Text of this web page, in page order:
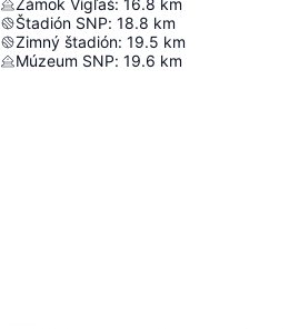
Zámok Vígľaš: 16.8 km
Štadión SNP: 18.8 km
Zimný štadión: 19.5 km
Múzeum SNP: 19.6 km